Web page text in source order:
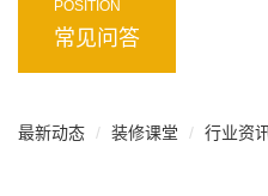
POSITION
常见问答
最新动态 装修课堂 行业资